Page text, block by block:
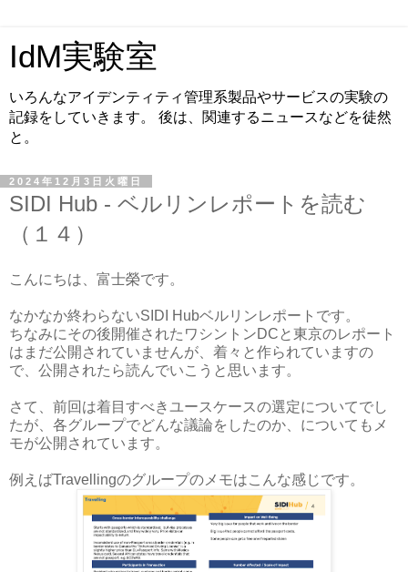
IdM実験室
いろんなアイデンティティ管理系製品やサービスの実験の
記録をしていきます。 後は、関連するニュースなどを徒然
と。
2024年12月3日火曜日
SIDI Hub - ベルリンレポートを読む
（１４）
こんにちは、富士榮です。
なかなか終わらないSIDI Hubベルリンレポートです。
ちなみにその後開催されたワシントンDCと東京のレポート
はまだ公開されていませんが、着々と作られていますの
で、公開されたら読んでいこうと思います。
さて、前回は着目すべきユースケースの選定についてでし
たが、各グループでどんな議論をしたのか、についてもメ
モが公開されています。
例えばTravellingのグループのメモはこんな感じです。